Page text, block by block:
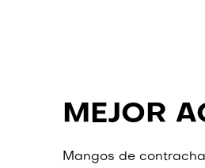
MEJOR
Mangos de